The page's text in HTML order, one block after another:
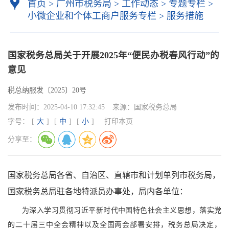
首页 > 广州市税务局 > 工作动态 > 专题专栏 >
小微企业和个体工商户服务专栏 > 服务措施
国家税务总局关于开展2025年“便民办税春风行动”的
意见
税总纳服发〔2025〕20号
发布时间： 2025-04-10 17:32:45 来源：
国家税务总局
字号：
[ 大 ] [ 中 ] [ 小 ] 打印本页
分享至：
国家税务总局各省、自治区、直辖市和计划单列市税务局，
国家税务总局驻各地特派员办事处，局内各单位：
为深入学习贯彻习近平新时代中国特色社会主义思想，落实党
的二十届三中全会精神以及全国两会部署安排，税务总局决定，